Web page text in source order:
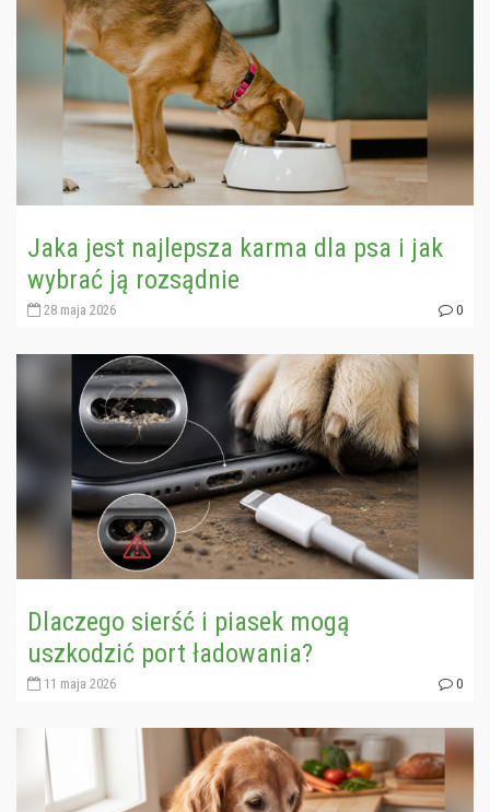
Jaka jest najlepsza karma dla psa i jak
wybrać ją rozsądnie
28 maja 2026 0
Dlaczego sierść i piasek mogą
uszkodzić port ładowania?
11 maja 2026 0